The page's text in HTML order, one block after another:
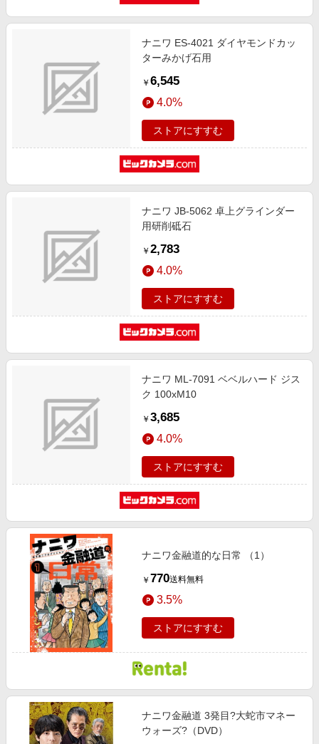
ナニワ ES-4021 ダイヤモンドカッ
ターみかげ石用
￥ 6,545
4.0%
ストアにすすむ
ナニワ JB-5062 卓上グラインダー
用研削砥石
￥ 2,783
4.0%
ストアにすすむ
ナニワ ML-7091 ベベルハード ジス
ク 100xM10
￥ 3,685
4.0%
ストアにすすむ
ナニワ金融道的な日常 （1）
￥ 770送料無料
3.5%
ストアにすすむ
ナニワ金融道 3発目?大蛇市マネー
ウォーズ?（DVD）